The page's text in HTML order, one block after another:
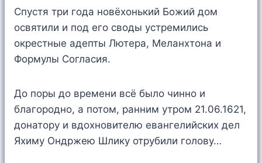
Спустя три года новёхонький Божий дом
освятили и под его своды устремились
окрестные адепты Лютера, Меланхтона и
Формулы Согласия.
До поры до времени всё было чинно и
благородно, а потом, ранним утром 21.06.1621,
донатору и вдохновителю евангелийских дел
Яхиму Ондржею Шлику отрубили голову…